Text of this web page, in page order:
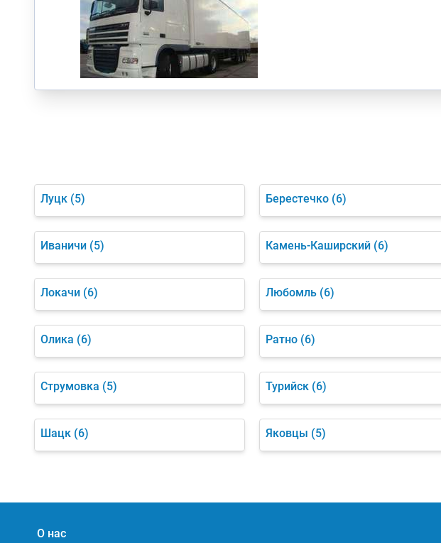
Луцк (5) Берестечко (6)
Иваничи (5) Камень-Каширский (6)
Локачи (6) Любомль (6)
Олика (6) Ратно (6)
Струмовка (5) Турийск (6)
Шацк (6) Яковцы (5)
О нас